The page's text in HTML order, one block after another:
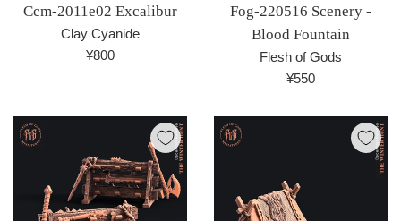
Ccm-2011e02 Excalibur
Clay Cyanide
通
格
¥800
Fog-220516 Scenery -
Blood Fountain
Flesh of Gods
通
価
¥550